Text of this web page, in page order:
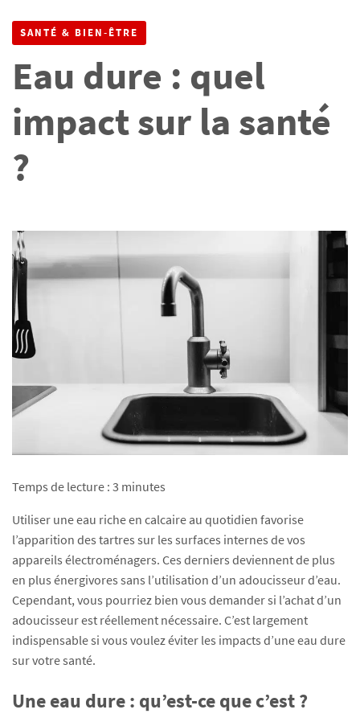
SANTÉ & BIEN-ÊTRE
Eau dure : quel
impact sur la santé
?
Temps de lecture : 3 minutes
Utiliser une eau riche en calcaire au quotidien favorise
l’apparition des tartres sur les surfaces internes de vos
appareils électroménagers. Ces derniers deviennent de plus
en plus énergivores sans l’utilisation d’un adoucisseur d’eau.
Cependant, vous pourriez bien vous demander si l’achat d’un
adoucisseur est réellement nécessaire. C’est largement
indispensable si vous voulez éviter les impacts d’une eau dure
sur votre santé.
Une eau dure : qu’est-ce que c’est ?